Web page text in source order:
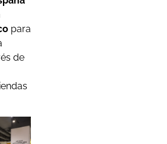
para
de